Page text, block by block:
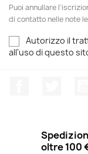
Puoi annullare
di contatto nelle note
Autorizzo il
all'uso di questo
oltre 100